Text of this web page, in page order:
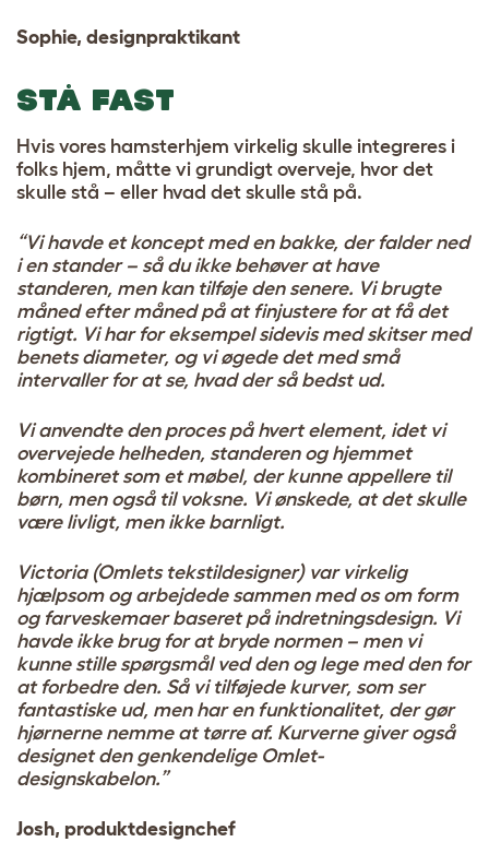
Sophie, designpraktikant
STÅ FAST
Hvis vores hamsterhjem virkelig skulle integreres i
folks hjem, måtte vi grundigt overveje, hvor det
skulle stå – eller hvad det skulle stå på.
“Vi havde et koncept med en bakke, der falder ned
i en stander – så du ikke behøver at have
standeren, men kan tilføje den senere. Vi brugte
måned efter måned på at finjustere for at få det
rigtigt. Vi har for eksempel sidevis med skitser med
benets diameter, og vi øgede det med små
intervaller for at se, hvad der så bedst ud.
Vi anvendte den proces på hvert element, idet vi
overvejede helheden, standeren og hjemmet
kombineret som et møbel, der kunne appellere til
børn, men også til voksne. Vi ønskede, at det skulle
være livligt, men ikke barnligt.
Victoria (Omlets tekstildesigner) var virkelig
hjælpsom og arbejdede sammen med os om form
og farveskemaer baseret på indretningsdesign. Vi
havde ikke brug for at bryde normen – men vi
kunne stille spørgsmål ved den og lege med den for
at forbedre den. Så vi tilføjede kurver, som ser
fantastiske ud, men har en funktionalitet, der gør
hjørnerne nemme at tørre af. Kurverne giver også
designet den genkendelige Omlet-
designskabelon.”
Josh, produktdesignchef